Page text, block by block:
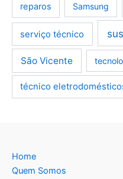
reparos Samsung
serviço técnico
São Vicente
técnico
Home
Quem Somos